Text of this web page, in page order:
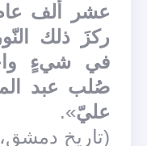
عشر ألف
ركزَ ذلك
في شيءٍ
صُلب عبد
عليّ».
(تاريخ